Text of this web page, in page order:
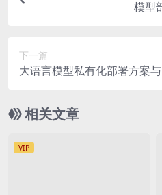
模型
下一篇
大语言模型私有化部署方案
相关文章
VIP